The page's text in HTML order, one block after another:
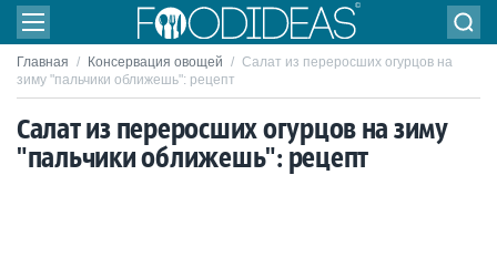
Главная / Консервация овощей / Салат из переросших огурцов на
зиму "пальчики оближешь": рецепт
Салат из переросших огурцов на зиму
"пальчики оближешь": рецепт